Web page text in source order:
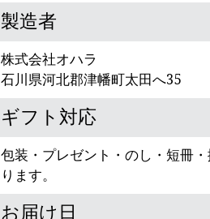
製造者
株式会社オハラ
石川県河北郡津幡町太田へ35
ギフト対応
包装・プレゼント・のし・短冊
ります。
お届け日